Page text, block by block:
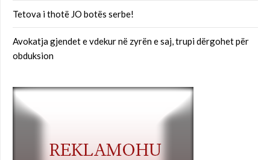
Tetova i thotë JO botës serbe!
Avokatja gjendet e vdekur në zyrën e saj, trupi dërgohet për
obduksion